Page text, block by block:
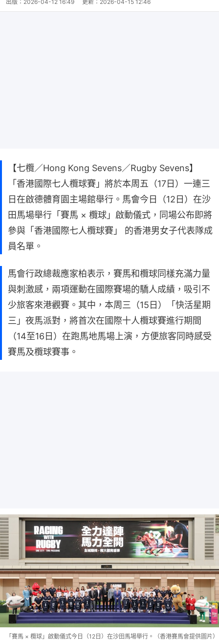
出版： 2026-04-12 16:49 更新： 2026-04-15 12:46
【七欖／Hong Kong Sevens／Rugby Sevens】
「香港國際七人欖球賽」將於本周五（17日）一連三
日在啟德體育園主場館舉行。馬會今日（12日）在沙
田馬場舉行「賽馬 × 欖球」啟動儀式，同場公布即將
參與「香港國際七人欖球賽」 的香港男女子代表隊成
員名單。
馬會行政總裁應家柏表示，賽馬和欖球同樣充滿力量
與刺激感，兩項運動在國際賽場的驕人成績，吸引不
少旅客來港觀賽。其中，本周三（15日）「快活星期
三」夜馬派對，將首次在國際十人欖球賽進行期間
（14至16日）在跑馬地馬場上演，方便旅客同時感受
賽馬及欖球賽事。
「賽馬 × 欖球」啟動儀式今日（12日）在沙田馬場舉行。（香港賽馬會提供圖片）